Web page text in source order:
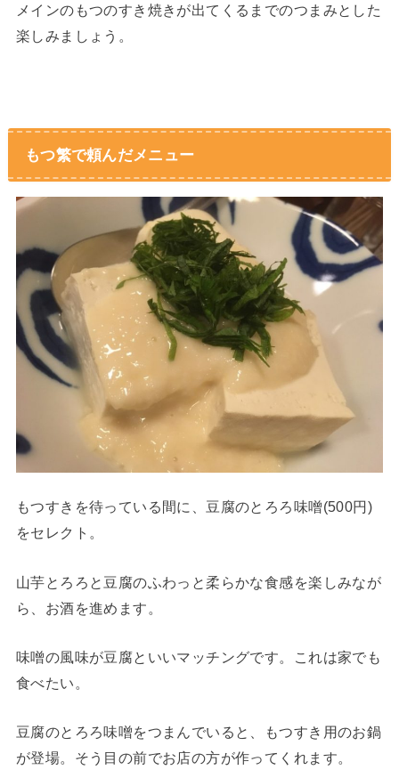
メインのもつのすき焼きが出てくるまでのつまみとした
楽しみましょう。
もつ繁で頼んだメニュー
もつすきを待っている間に、豆腐のとろろ味噌(500円)
をセレクト。
山芋とろろと豆腐のふわっと柔らかな食感を楽しみなが
ら、お酒を進めます。
味噌の風味が豆腐といいマッチングです。これは家でも
食べたい。
豆腐のとろろ味噌をつまんでいると、もつすき用のお鍋
が登場。そう目の前でお店の方が作ってくれます。